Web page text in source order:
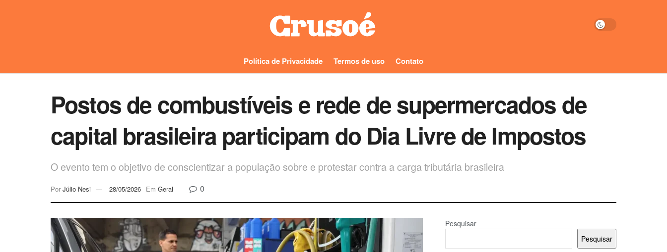
Política de Privacidade Termos de uso Contato
Postos de combustíveis e rede de supermercados de
capital brasileira participam do Dia Livre de Impostos
O evento tem o objetivo de conscientizar a população sobre e protestar contra a carga tributária brasileira
Por Júlio Nesi 28/05/2026 Em Geral 0
Pesquisar
Pesquisar